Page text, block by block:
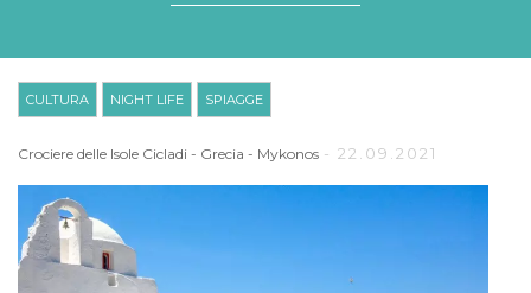
CULTURA NIGHT LIFE SPIAGGE
Crociere delle Isole Cicladi - Grecia - Mykonos - 22.09.2021